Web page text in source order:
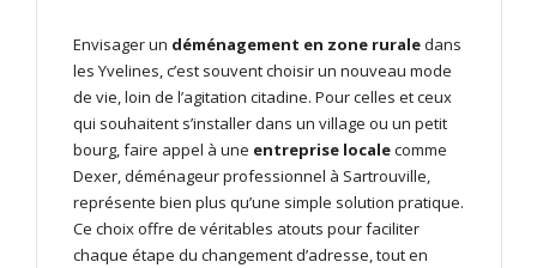
Envisager un déménagement en zone ruraledans
les Yvelines, c’est souvent choisir un nouveau mode
de vie, loin de l’agitation citadine. Pour celles et ceux
qui souhaitent s’installer dans un village ou un petit
bourg, faire appel à une entreprise localecomme
Dexer, déménageur professionnel à Sartrouville,
représente bien plus qu’une simple solution pratique.
Ce choix offre de véritables atouts pour faciliter
chaque étape du changement d’adresse, tout en